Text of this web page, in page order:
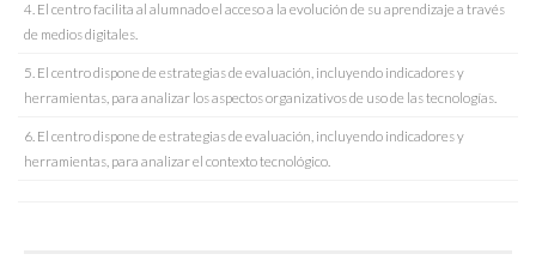
4. El centro facilita al alumnado el acceso a la evolución de su aprendizaje a través
de medios digitales.
5. El centro dispone de estrategias de evaluación, incluyendo indicadores y
herramientas, para analizar los aspectos organizativos de uso de las tecnologías.
6. El centro dispone de estrategias de evaluación, incluyendo indicadores y
herramientas, para analizar el contexto tecnológico.